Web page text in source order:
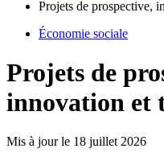
Projets de prospective,
Économie sociale
Projets de
innovation et
Mis à jour le 18 juillet 2026